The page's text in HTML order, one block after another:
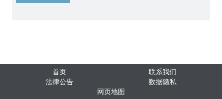
首页
联系我们
法律公告
数据隐私
网页地图